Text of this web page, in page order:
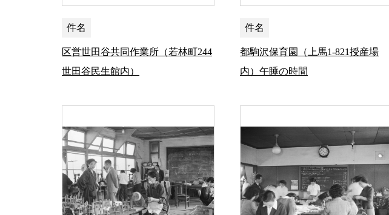
件名
区営世田谷共同作業所（若林町244
世田谷民生館内）
件名
都駒沢保育園（上馬1-821授産場
内）午睡の時間